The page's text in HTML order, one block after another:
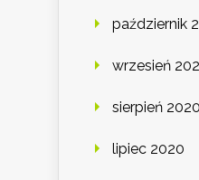
październik
wrzesień
sierpień 2020
lipiec 2020